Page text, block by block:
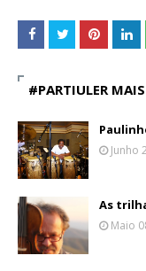
#PARTIULER
Junho
As
Maio